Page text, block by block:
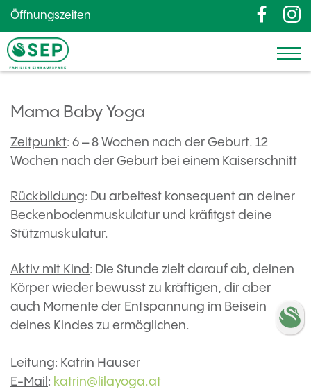
Öffnungszeiten
Mama Baby Yoga
Zeitpunkt: 6 – 8 Wochen nach der Geburt. 12
Wochen nach der Geburt bei einem Kaiserschnitt
Rückbildung: Du arbeitest konsequent an deiner
Beckenbodenmuskulatur und kräfitgst deine
Stützmuskulatur.
Aktiv mit Kind : Die Stunde zielt darauf ab, deinen
Körper wieder bewusst zu kräftigen, dir aber
auch Momente der Entspannung im Beisein
deines Kindes zu ermöglichen.
Leitung: Katrin Hauser
E-Mail : katrin@lilayoga.at